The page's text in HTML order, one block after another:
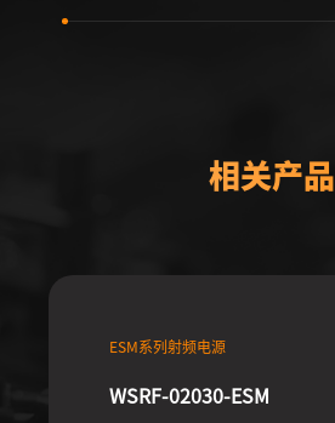
相关产品
ESM系列射频电源
WSRF-02030-ESM